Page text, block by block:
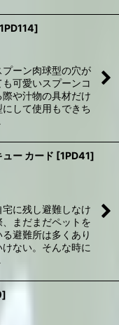
1PD114]
ーン肉球型の穴が
可愛いスプーンコ
や汁物の具材だけ
して使用もできち
ュー カード [1PD41]
に残し避難しなけ
まだまだペットを
避難所は多くあり
ない。そんな時に
]